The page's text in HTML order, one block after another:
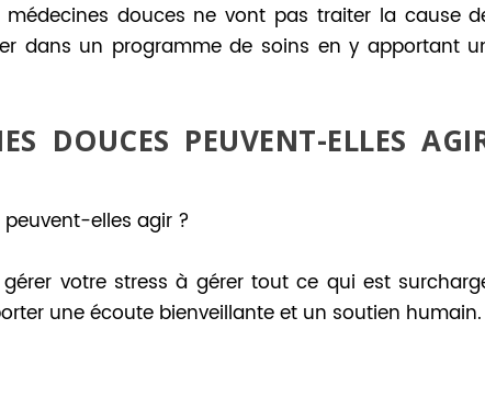
médecines douces ne vont pas traiter la cause
dans un programme de soins en y apportant
DOUCES PEUVENT-ELLES
elles agir ?
votre stress à gérer tout ce qui est
une écoute bienveillante et un soutien humain.